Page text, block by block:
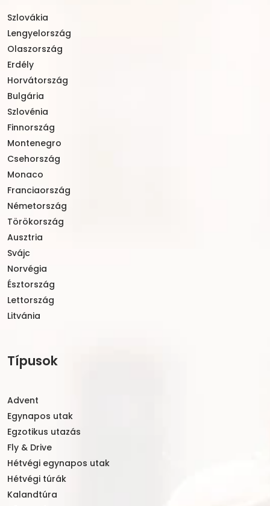
Szlovákia
Lengyelország
Olaszország
Erdély
Horvátország
Bulgária
Szlovénia
Finnország
Montenegro
Csehország
Monaco
Franciaország
Németország
Törökország
Ausztria
Svájc
Norvégia
Észtország
Lettország
Litvánia
Típusok
Advent
Egynapos utak
Egzotikus utazás
Fly & Drive
Hétvégi egynapos utak
Hétvégi túrák
Kalandtúra